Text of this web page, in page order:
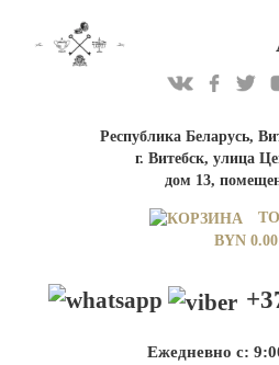
Республика Беларусь,
г. Витебск, улица
дом 13,
BYN 0.00
Ежедневно с: